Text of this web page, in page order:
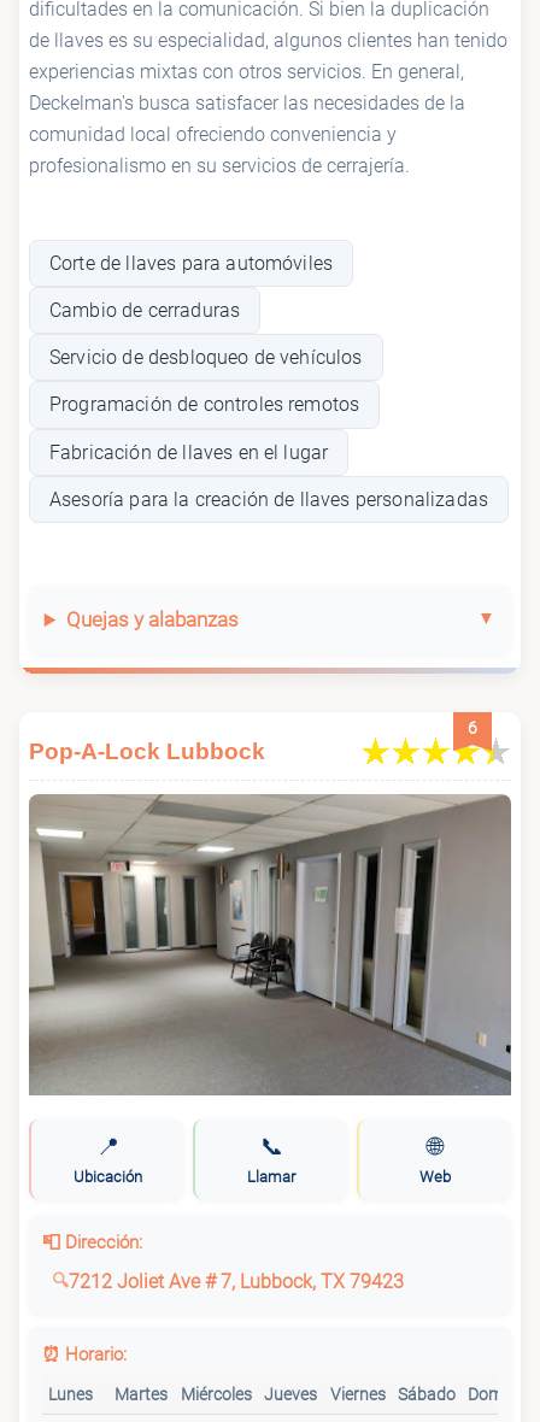
dificultades en la comunicación. Si bien la duplicación
de llaves es su especialidad, algunos clientes han tenido
experiencias mixtas con otros servicios. En general,
Deckelman's busca satisfacer las necesidades de la
comunidad local ofreciendo conveniencia y
profesionalismo en su servicios de cerrajería.
Corte de llaves para automóviles
Cambio de cerraduras
Servicio de desbloqueo de vehículos
Programación de controles remotos
Fabricación de llaves en el lugar
Asesoría para la creación de llaves personalizadas
Quejas y alabanzas
6
Pop-A-Lock Lubbock
📍
Ubicación
📞
Llamar
🌐
Web
📮 Dirección:
7212 Joliet Ave # 7, Lubbock, TX 79423
⏰ Horario:
Lunes Martes Miércoles Jueves Viernes Sábado Domingo